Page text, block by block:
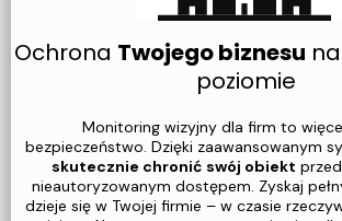
Ochrona Twojego biznesu
poziomie
Monitoring wizyjny dla firm to
bezpieczeństwo. Dzięki zaawansowanym
skutecznie chronić swój obiekt
nieautoryzowanym dostępem. Zyskaj
dzieje się w Twojej firmie – w czasie